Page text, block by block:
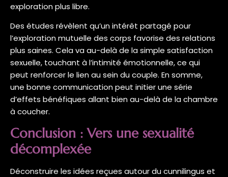
exploration plus libre.
Des études révèlent qu’un intérêt partagé pour
l’exploration mutuelle des corps favorise des relations
plus saines. Cela va au-delà de la simple satisfaction
sexuelle, touchant à l’intimité émotionnelle, ce qui
peut renforcer le lien au sein du couple. En somme,
une bonne communication peut initier une série
d’effets bénéfiques allant bien au-delà de la chambre
à coucher.
Conclusion : Vers une sexualité
décomplexée
Déconstruire les idées reçues autour du cunnilingus et